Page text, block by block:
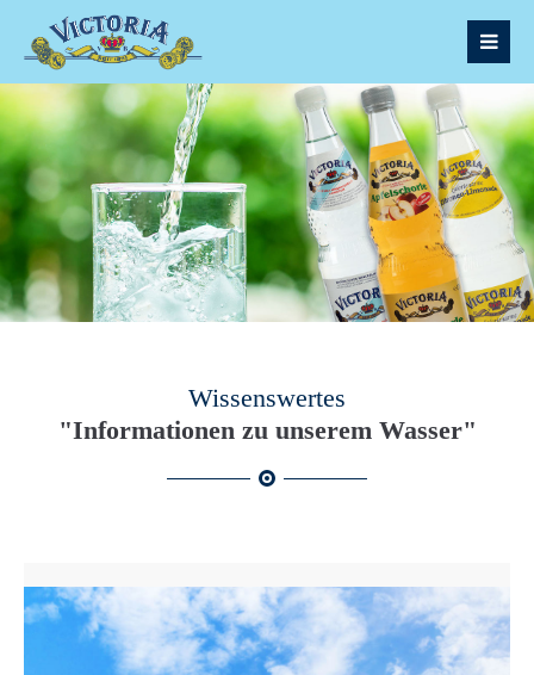
Wissenswertes
"Informationen zu unserem Wasser"